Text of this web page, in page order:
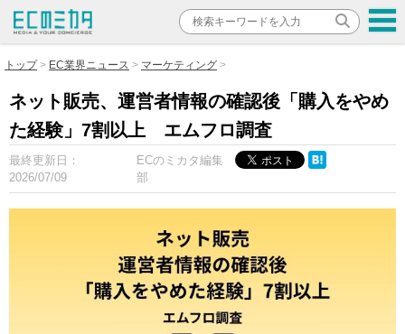
トップ EC業界ニュース マーケティング
ネット販売、運営者情報の確認後「購入をやめ
た経験」7割以上 エムフロ調査
最終更新日：
2026/07/09
ECのミカタ編集
部